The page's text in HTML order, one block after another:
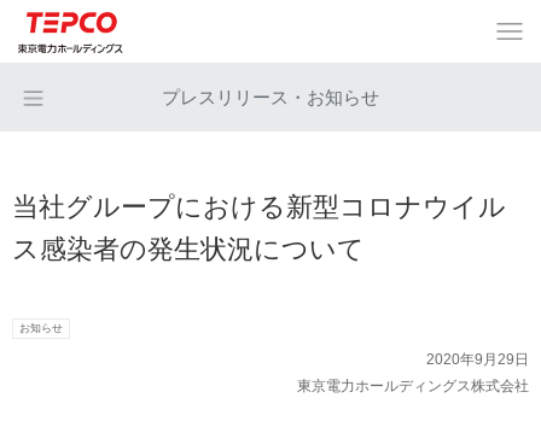
プレスリリース・お知らせ
当社グループにおける新型コロナウイル
ス感染者の発生状況について
お知らせ
2020年9月29日
東京電力ホールディングス株式会社